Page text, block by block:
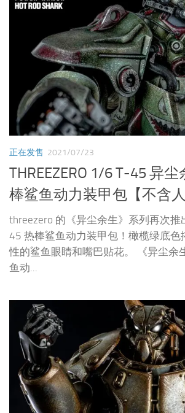
正在发售 2021/07/23
THREEZERO 1/6 T-45 异
棒鲨鱼动力装甲包【不含人
threezero 的《异尘余生》系列再次推
45 热棒鲨鱼动力装甲包！橄榄绿底色
性的鲨鱼眼睛和嘴巴贴花。 《异尘余
鱼动...